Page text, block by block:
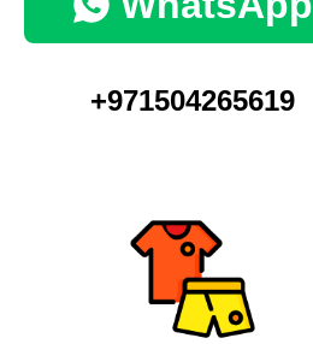
+971504265619